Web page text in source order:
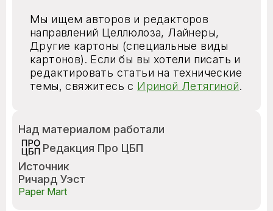
Мы ищем авторов и редакторов
направлений Целлюлоза, Лайнеры,
Другие картоны (специальные виды
картонов). Если бы вы хотели писать и
редактировать статьи на технические
темы, свяжитесь с Ириной Летягиной.
Над материалом работали
Редакция Про ЦБП
Источник
Ричард Уэст
Paper Mart